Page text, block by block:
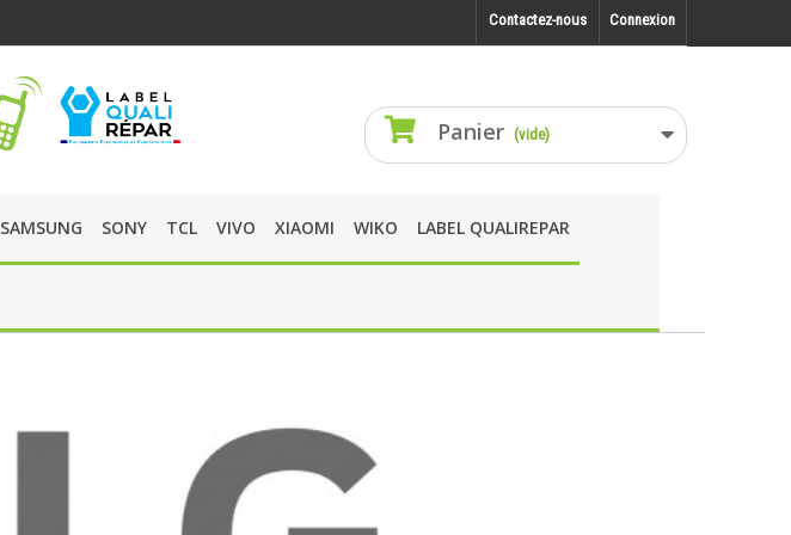
Connexion
Contactez-nous
Panier (vide)
SAMSUNG SONY TCL VIVO XIAOMI WIKO LABEL QUALIREPAR